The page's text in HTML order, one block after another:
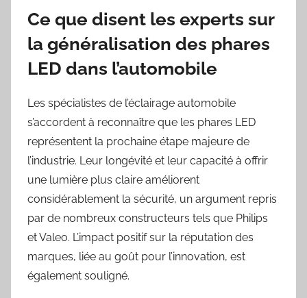
Ce que disent les experts sur
la généralisation des phares
LED dans l’automobile
Les spécialistes de l’éclairage automobile
s’accordent à reconnaître que les phares LED
représentent la prochaine étape majeure de
l’industrie. Leur longévité et leur capacité à offrir
une lumière plus claire améliorent
considérablement la sécurité, un argument repris
par de nombreux constructeurs tels que Philips
et Valeo. L’impact positif sur la réputation des
marques, liée au goût pour l’innovation, est
également souligné.